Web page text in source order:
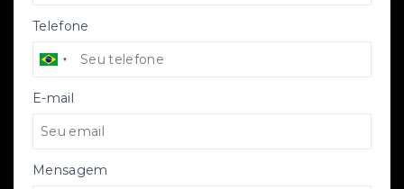
Telefone
E-mail
Mensagem